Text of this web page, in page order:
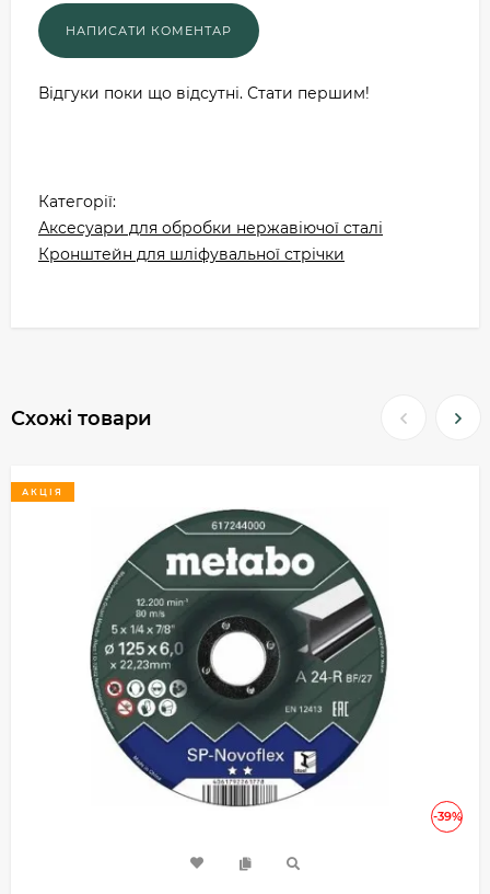
Відгуки поки що відсутні. Стати першим!
Категорії:
Аксесуари для обробки нержавіючої сталі
Кронштейн для шліфувальної стрічки
Схожі товари
-39%
АКЦІЯ